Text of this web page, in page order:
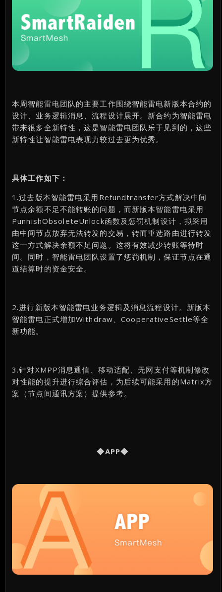
本周智能雷电团队的主要工作围绕智能雷电新版本合约的
设计、业务逻辑消息、流程设计展开。新合约为智能雷电
带来很多全新特性，这是智能雷电团队乐于见到的，这些
新特性让智能雷电表现力较过去更为优秀。
具体工作如下：
1.过去版本智能雷电采用Refundtransfer方式解决中间
节点余额不足不能转账的问题，而新版本智能雷电采用
PunnishObsoleteUnlock函数及惩罚机制设计，拟采用
由中间节点放弃无法转发的交易，转而重选路由进行转发
这一方式解决余额不足问题。这将有效减少转账等待时
间。同时，智能雷电团队设置了惩罚机制，保证节点在通
道结算时的资金安全。
2.进行新版本智能雷电业务逻辑及消息流程设计。新版本
智能雷电正式增加Withdraw、CooperativeSettle等全
新功能。
3.针对XMPP消息通信、移动适配、无网支付等机制修改
对性能的提升进行综合评估，为后续可能采用的Matrix方
案（节点间通讯方案）提供参考。
◆APP◆